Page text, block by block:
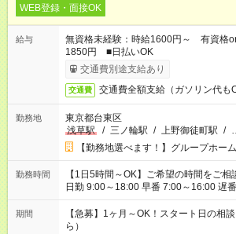
WEB登録・面接OK
給与
無資格未経験：時給1600円～ 有資格
1850円 ■日払いOK
交通費別途支給あり
交通費 交通費全額支給（ガソリン代も
勤務地
東京都台東区
浅草駅
/ 三ノ輪駅 / 上野御徒町駅 /
【勤務地選べます！】グループホーム
勤務時間
【1日5時間～OK】ご希望の時間をご相談くださ
日勤 9:00～18:00 早番 7:00～16:00 遅
短 10:00～15:00 上記はあくまで一例です。 「夕方までには帰宅
しておきたい」 「朝はゆっくりのスタ
間を有効に使いたい」 など、ご希望が
期間
【急募】1ヶ月～OK！スタート日の相
ら）